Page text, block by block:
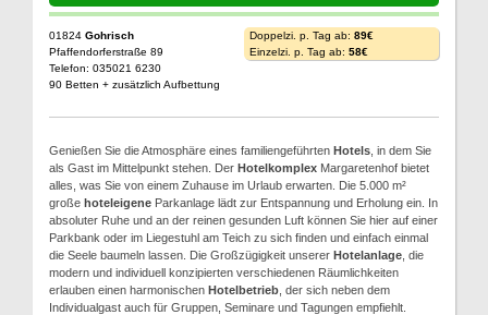
01824 Gohrisch
Pfaffendorferstraße 89
Telefon: 035021 6230
90 Betten + zusätzlich Aufbettung
Doppelzi. p. Tag ab: 89€
Einzelzi. p. Tag ab: 58€
Genießen Sie die Atmosphäre eines familiengeführten Hotels , in dem Sie
als Gast im Mittelpunkt stehen. Der Hotelkomplex Margaretenhof bietet
alles, was Sie von einem Zuhause im Urlaub erwarten. Die 5.000 m²
große hoteleigene Parkanlage lädt zur Entspannung und Erholung ein. In
absoluter Ruhe und an der reinen gesunden Luft können Sie hier auf einer
Parkbank oder im Liegestuhl am Teich zu sich finden und einfach einmal
die Seele baumeln lassen. Die Großzügigkeit unserer Hotelanlage , die
modern und individuell konzipierten verschiedenen Räumlichkeiten
erlauben einen harmonischen Hotelbetrieb , der sich neben dem
Individualgast auch für Gruppen, Seminare und Tagungen empfiehlt.